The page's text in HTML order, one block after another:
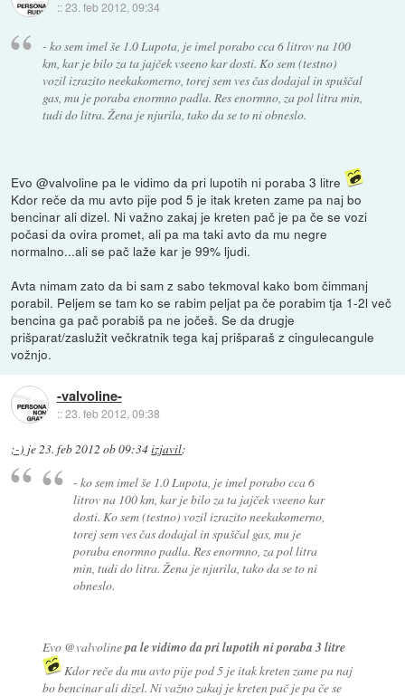
::23. feb 2012, 09:34
- ko sem imel še 1.0 Lupota, je imel porabo cca 6 litrov na 100
km, kar je bilo za ta jajček vseeno kar dosti. Ko sem (testno)
vozil izrazito neekakomerno, torej sem ves čas dodajal in spuščal
gas, mu je poraba enormno padla. Res enormno, za pol litra min,
tudi do litra. Žena je njurila, tako da se to ni obneslo.
Evo @valvoline pa le vidimo da pri lupotih ni poraba 3 litre
Kdor reče da mu avto pije pod 5 je itak kreten zame pa naj bo
bencinar ali dizel. Ni važno zakaj je kreten pač je pa če se vozi
počasi da ovira promet, ali pa ma taki avto da mu negre
normalno...ali se pač laže kar je 99% ljudi.
Avta nimam zato da bi sam z sabo tekmoval kako bom čimmanj
porabil. Peljem se tam ko se rabim peljat pa če porabim tja 1-2l več
bencina ga pač porabiš pa ne jočeš. Se da drugje
prišparat/zaslužit večkratnik tega kaj prišparaš z cingulecangule
vožnjo.
-valvoline-
::23. feb 2012, 09:38
;-) je23. feb 2012 ob 09:34izjavil:
- ko sem imel še 1.0 Lupota, je imel porabo cca 6
litrov na 100 km, kar je bilo za ta jajček vseeno kar
dosti. Ko sem (testno) vozil izrazito neekakomerno,
torej sem ves čas dodajal in spuščal gas, mu je
poraba enormno padla. Res enormno, za pol litra
min, tudi do litra. Žena je njurila, tako da se to ni
obneslo.
Evo @valvolinepa le vidimo da pri lupotih ni poraba 3 litre
Kdor reče da mu avto pije pod 5 je itak kreten zame pa naj
bo bencinar ali dizel. Ni važno zakaj je kreten pač je pa če se